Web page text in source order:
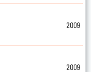
2009
2009